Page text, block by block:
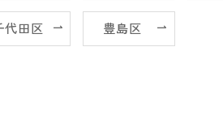
代田区 豊島区